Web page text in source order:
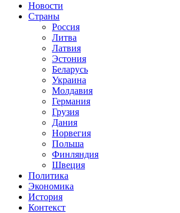
Новости
Страны
Россия
Литва
Латвия
Эстония
Беларусь
Украина
Молдавия
Германия
Грузия
Дания
Норвегия
Польша
Финляндия
Швеция
Политика
Экономика
История
Контекст